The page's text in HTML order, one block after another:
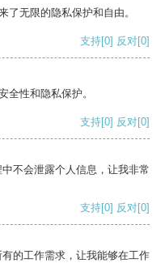
了无限的隐私保护和自由。
支持[0] 反对[0]
全性和隐私保护。
支持[0] 反对[0]
不会泄露个人信息，让我非常
支持[0] 反对[0]
的工作需求，让我能够在工作